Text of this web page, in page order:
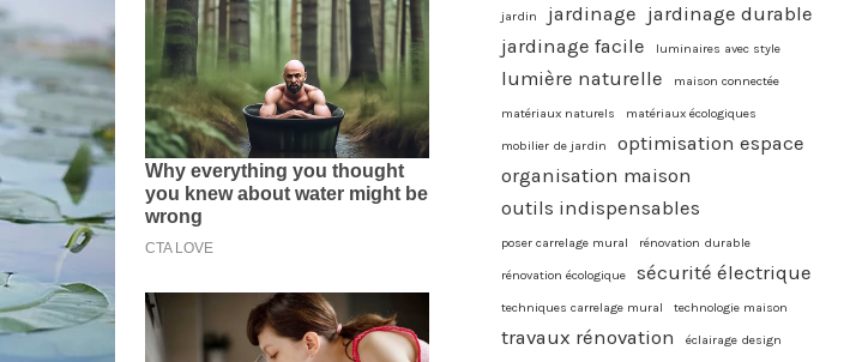
jardin jardinage jardinage durable
jardinage facile
luminaires avec style
lumière naturelle maison connectée
matériaux naturels matériaux écologiques
mobilier de jardin
optimisation espace
organisation maison
outils indispensables
poser carrelage mural rénovation durable
rénovation écologique sécurité électrique
techniques carrelage mural technologie maison
travaux rénovation éclairage design